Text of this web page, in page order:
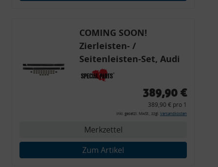
COMING SOON!
Zierleisten- /
Seitenleisten-Set, Audi
80 Cabrio, Coupe, S2, (6x
Zierleiste, 2x Kappe,
Montagewerkzeug)
389,90 €
389,90 € pro 1
inkl. gesetzl. MwSt., zzgl. Versandkosten
Merkzettel
Zum Artikel